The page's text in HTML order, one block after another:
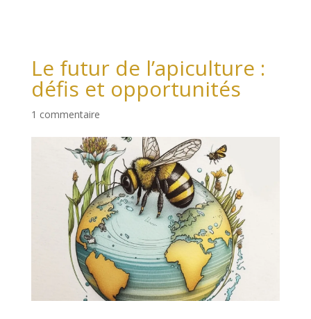
Le futur de l’apiculture :
défis et opportunités
1 commentaire